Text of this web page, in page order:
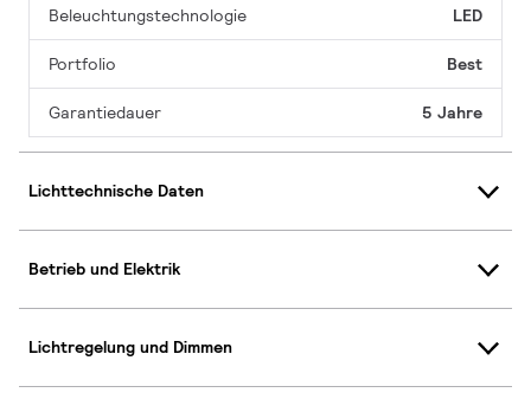
Beleuchtungstechnologie LED
Portfolio Best
Garantiedauer 5 Jahre
Lichttechnische Daten
Betrieb und Elektrik
Lichtregelung und Dimmen